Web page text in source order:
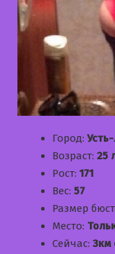
Город:
Возраст: 25
Рост: 171
Вес: 57
Размер
Место:
Сейчас: 3км